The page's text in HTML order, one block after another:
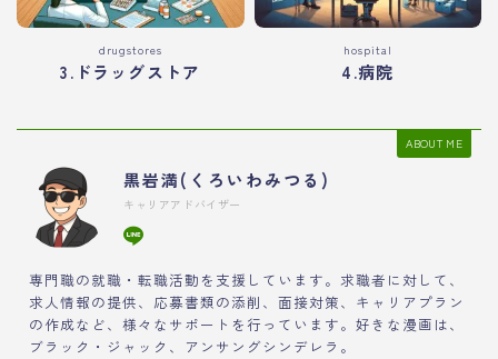
drugstores
3.ドラッグストア
hospital
4.病院
ABOUT ME
黒岩満(くろいわみつる)
キャリアアドバイザー
専門職の就職・転職活動を支援しています。求職者に対して、
求人情報の提供、応募書類の添削、面接対策、キャリアプラン
の作成など、様々なサポートを行っています。好きな漫画は、
ブラック・ジャック、アンサングシンデレラ。